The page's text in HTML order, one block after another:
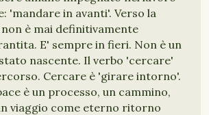
'mandare in avanti'. Verso la
non è mai definitivamente
E' sempre in fieri. Non è un
nascente. Il verbo 'cercare'
Cercare è 'girare intorno'.
è un processo, un cammino,
viaggio come eterno ritorno